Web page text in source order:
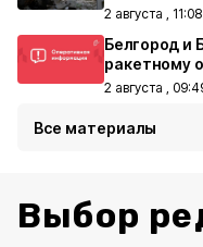
2 августа , 11:08
Белгород и
ракетному
2 августа ,
Все материалы
Выбор